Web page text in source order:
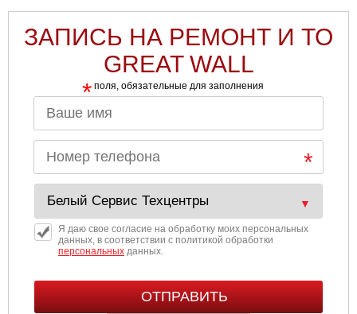
Чебоксары
Челябинск
Череповец
Ярославль
ЗАПИСЬ НА РЕМОНТ И ТО
GREAT WALL
* поля, обязательные для заполнения
Я даю свое согласие на обработку моих персональных
данных, в соответствии с политикой обработки
персональныхданных.